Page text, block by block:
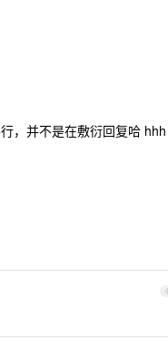
，并不是在敷衍回复哈 hhh
4